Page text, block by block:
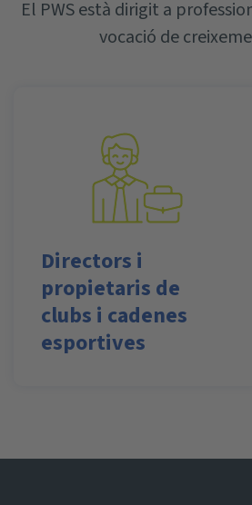
El PWS està dirigit a
vocació de
Directors i
propietaris de
clubs i cadenes
esportives